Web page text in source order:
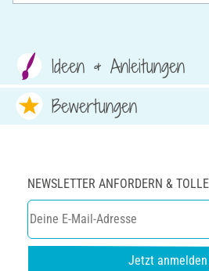
Ideen & Anleitungen
Bewertungen
NEWSLETTER ANFORDERN &
Jetzt anmelden